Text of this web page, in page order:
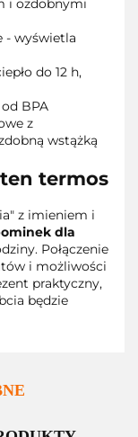
i ozdobnymi
- wyświetla
do 12 h,
BPA
z
wstążką
termos
z imieniem i
dla
Połączenie
i możliwości
praktyczny,
będzie